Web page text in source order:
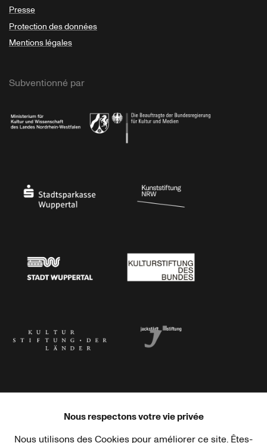
Presse
Protection des données
Mentions légales
Subventionné par
Nous respectons votre vie privée
Nous utilisons des Cookies pour améliorer ce site. Êtes-